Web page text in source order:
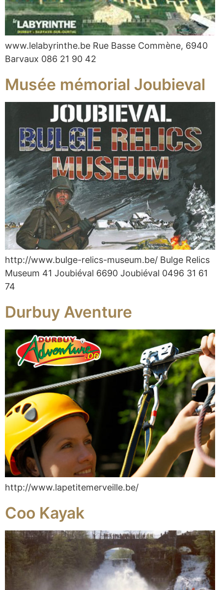
www.lelabyrinthe.be Rue Basse Commène, 6940
Barvaux 086 21 90 42
Musée mémorial Joubieval
http://www.bulge-relics-museum.be/ Bulge Relics
Museum 41 Joubiéval 6690 Joubiéval 0496 31 61
74
Durbuy Aventure
http://www.lapetitemerveille.be/
Coo Kayak